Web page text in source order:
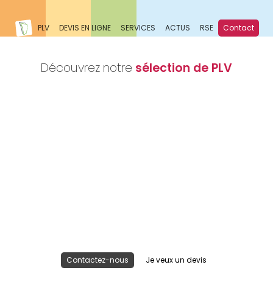
PLV DEVIS EN LIGNE SERVICES ACTUS RSE Contact
Découvrez notre sélection de PLV
Contactez-nous Je veux un devis